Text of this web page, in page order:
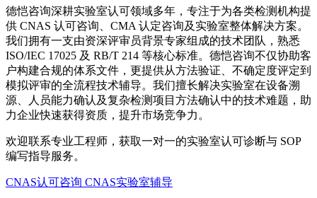
德恺咨询深耕实验室认可领域多年，专注于为各类检测机构提
供 CNAS 认可咨询、CMA 认定咨询及实验室整体解决方案。
我们拥有一支由资深评审员背景专家组成的技术团队，熟悉
ISO/IEC 17025 及 RB/T 214 等核心标准。德恺咨询不仅协助客
户构建合规的体系文件，更提供从方法验证、不确定度评定到
模拟评审的全流程技术辅导。我们擅长解决实验室在设备溯
源、人员能力确认及复杂检测项目方法确认中的技术难题，助
力企业快速获得资质，提升市场竞争力。
欢迎联系专业工程师，获取一对一的实验室认可诊断与 SOP
编写指导服务。
CNAS认可咨询 CNAS实验室辅导